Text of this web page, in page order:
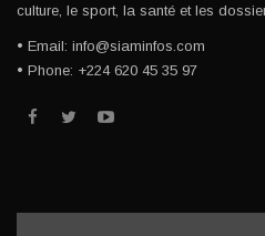
culture, le sport, la santé et les
• Email: info@siaminfos.com
• Phone: +224 620 45 35 97